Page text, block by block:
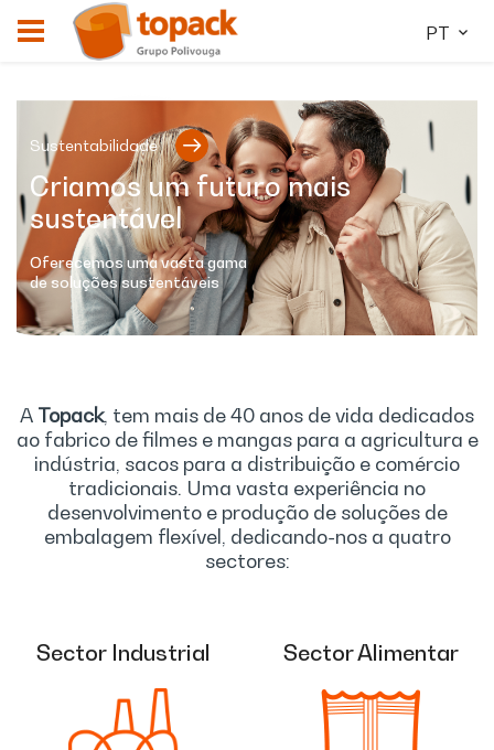
PT
Sustentabilidade
Criamos um futuro mais
sustentável
Oferecemos uma vasta gama
de soluções sustentáveis
A Topack, tem mais de 40 anos de vida dedicados
ao fabrico de filmes e mangas para a agricultura e
indústria, sacos para a distribuição e comércio
tradicionais. Uma vasta experiência no
desenvolvimento e produção de soluções de
embalagem flexível, dedicando-nos a quatro
sectores:
Sector Industrial Sector Alimentar